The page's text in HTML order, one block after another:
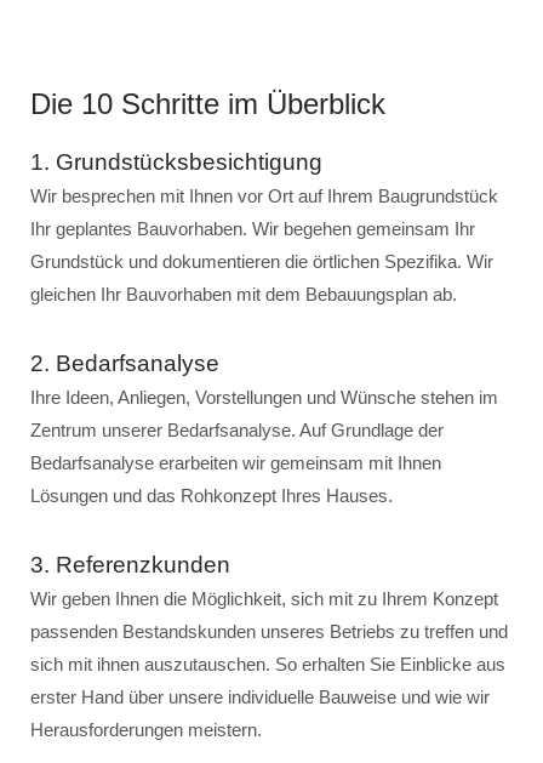
Die 10 Schritte im Überblick
1. Grundstücksbesichtigung
Wir besprechen mit Ihnen vor Ort auf Ihrem Baugrundstück
Ihr geplantes Bauvorhaben. Wir begehen gemeinsam Ihr
Grundstück und dokumentieren die örtlichen Spezifika. Wir
gleichen Ihr Bauvorhaben mit dem Bebauungsplan ab.
2. Bedarfsanalyse
Ihre Ideen, Anliegen, Vorstellungen und Wünsche stehen im
Zentrum unserer Bedarfsanalyse. Auf Grundlage der
Bedarfsanalyse erarbeiten wir gemeinsam mit Ihnen
Lösungen und das Rohkonzept Ihres Hauses.
3. Referenzkunden
Wir geben Ihnen die Möglichkeit, sich mit zu Ihrem Konzept
passenden Bestandskunden unseres Betriebs zu treffen und
sich mit ihnen auszutauschen. So erhalten Sie Einblicke aus
erster Hand über unsere individuelle Bauweise und wie wir
Herausforderungen meistern.